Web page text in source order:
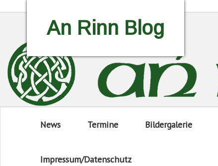
An Rinn Blog
News Termine Bildergalerie
Impressum/Datenschutz